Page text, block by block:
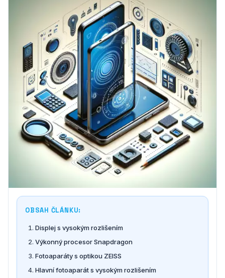
OBSAH ČLÁNKU:
Displej s vysokým rozlišením
Výkonný procesor Snapdragon
Fotoaparáty s optikou ZEISS
Hlavní fotoaparát s vysokým rozlišením